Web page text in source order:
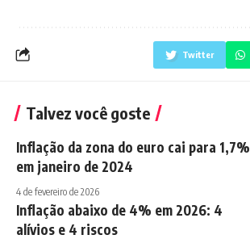
Twitter
Talvez você goste
Inflação da zona do euro cai para 1,7%
em janeiro de 2024
4 de fevereiro de 2026
Inflação abaixo de 4% em 2026: 4
alívios e 4 riscos